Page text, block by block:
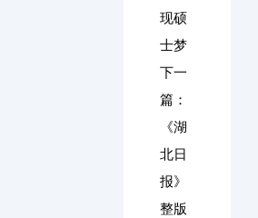
现硕
士梦
下一
篇：
《湖
北日
报》
整版